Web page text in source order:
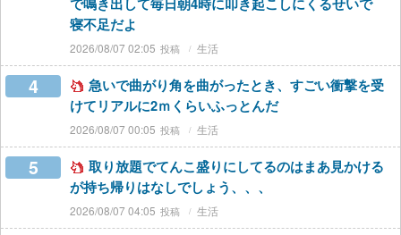
寝不足だよ
2026/08/07 02:05 生活
4
急いで曲がり角を曲がったとき、すごい衝撃を受
けてリアルに2ｍくらいふっとんだ
2026/08/07 00:05 生活
5
取り放題でてんこ盛りにしてるのはまあ見かける
が持ち帰りはなしでしょう、、、
2026/08/07 04:05 生活